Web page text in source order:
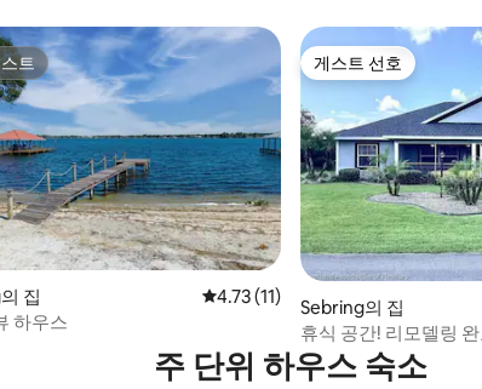
거리.
후기 62개
트
트
집 평점 4.73점(5점 만점), 후기 11개
4.73 (11)
하우스
게스트 선호
게스트 선호
Sebring의 집
휴식 공간! 리모델링
주 단위 하우스 숙소